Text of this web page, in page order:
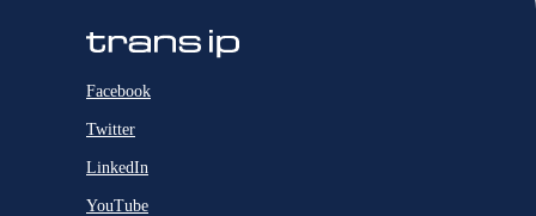
Facebook
Twitter
LinkedIn
YouTube